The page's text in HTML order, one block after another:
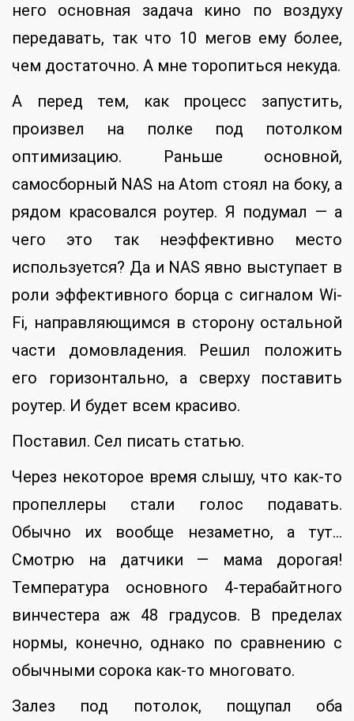
него основная задача кино по воздуху
передавать, так что 10 мегов ему более,
чем достаточно. А мне торопиться некуда.
А перед тем, как процесс запустить,
произвел на полке под потолком
оптимизацию. Раньше основной,
самосборный NAS на Atom стоял на боку, а
рядом красовался роутер. Я подумал — а
чего это так неэффективно место
используется? Да и NAS явно выступает в
роли эффективного борца с сигналом Wi-
Fi, направляющимся в сторону остальной
части домовладения. Решил положить
его горизонтально, а сверху поставить
роутер. И будет всем красиво.
Поставил. Сел писать статью.
Через некоторое время слышу, что как-то
пропеллеры стали голос подавать.
Обычно их вообще незаметно, а тут…
Смотрю на датчики — мама дорогая!
Температура основного 4-терабайтного
винчестера аж 48 градусов. В пределах
нормы, конечно, однако по сравнению с
обычными сорока как-то многовато.
Залез под потолок, пощупал оба